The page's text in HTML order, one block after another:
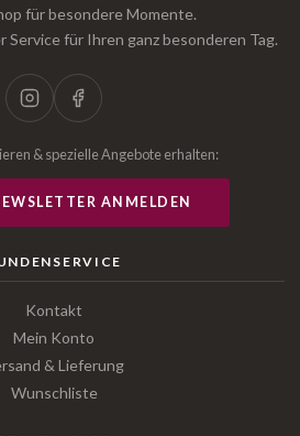
für besondere Momente.
für Ihren ganz besonderen Tag.
& spezielle Angebote erhalten:
ANMELDEN
Kontakt
Mein Konto
& Lieferung
Wunschliste